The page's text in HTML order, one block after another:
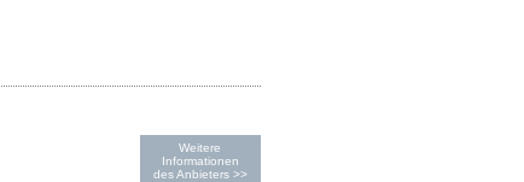
Weitere
Informationen
des Anbieters >>